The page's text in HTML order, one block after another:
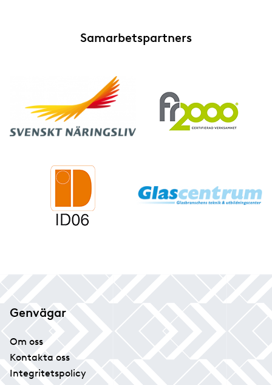
Samarbetspartners
Genvägar
Om oss
Kontakta oss
Integritetspolicy